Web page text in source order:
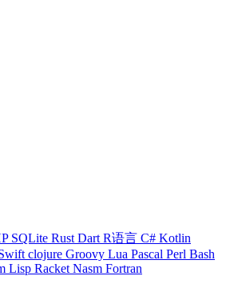
SQLite Rust Dart R语言 C# Kotlin
clojure Groovy Lua Pascal Perl Bash
Lisp Racket Nasm Fortran